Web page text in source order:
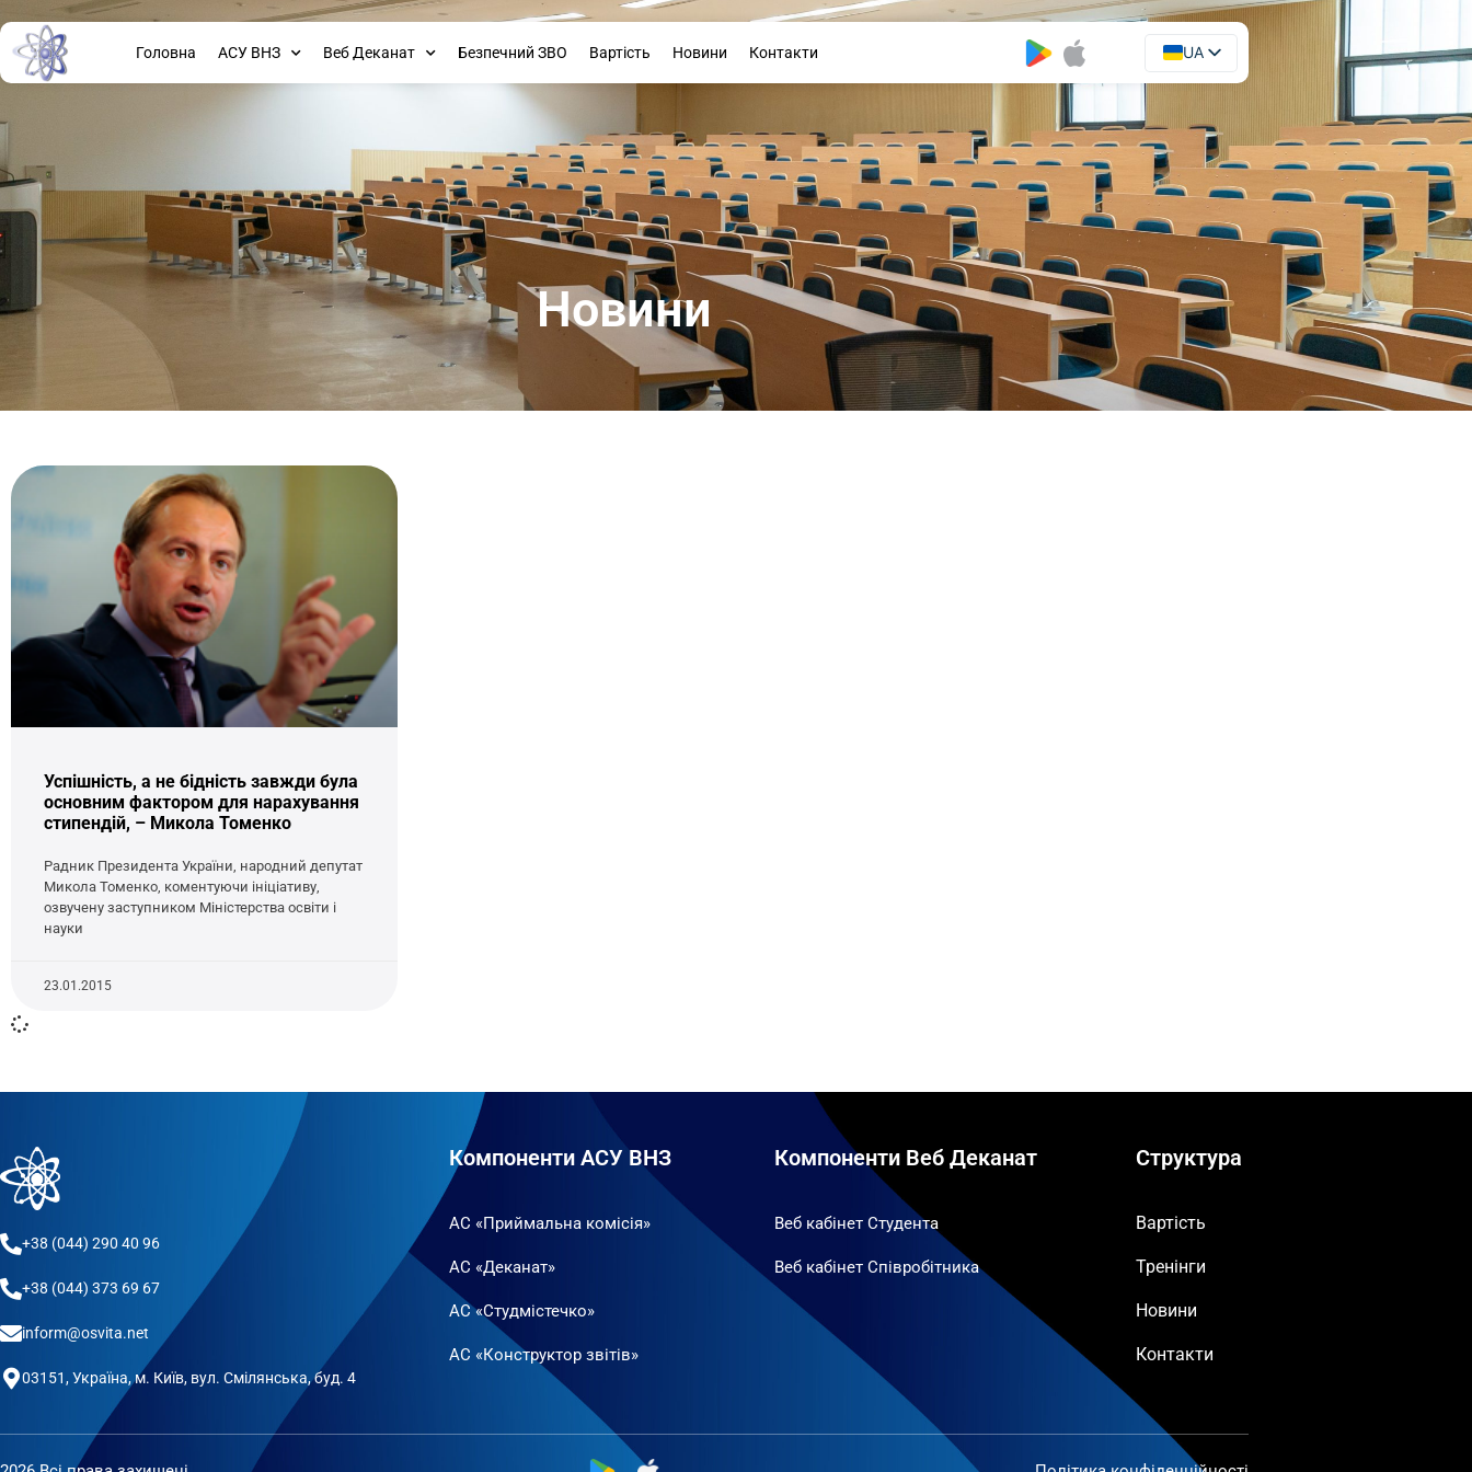
Головна АСУ ВНЗ Веб Деканат Безпечний ЗВО Вартість Новини Контакти
UA
EN
Новини
Успішність, а не бідність завжди була
основним фактором для нарахування
стипендій, – Микола Томенко
Радник Президента України, народний депутат
Микола Томенко, коментуючи ініціативу,
озвучену заступником Міністерства освіти і
науки
23.01.2015
+38 (044) 290 40 96
+38 (044) 373 69 67
inform@osvita.net
03151, Україна, м. Київ, вул. Смілянська, буд. 4
Компоненти АСУ ВНЗ
АС «Приймальна комісія»
АС «Деканат»
АС «Студмістечко»
АС «Конструктор звітів»
Компоненти Веб Деканат
Веб кабінет Студента
Веб кабінет Співробітника
Структура
Вартість
Тренінги
Новини
Контакти